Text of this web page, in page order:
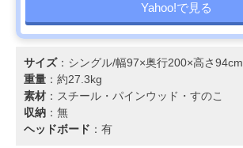
Yahoo!で見る
サイズ：シングル/幅97×奥行200×高さ94cm
重量 ：約27.3kg
素材 ：スチール・パインウッド・すのこ
収納 ：無
ヘッドボード ：有